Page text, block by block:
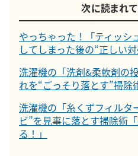
次に読まれ
やっちゃった！「ティッシ
してしまった後の“正しい
洗濯機の「洗剤&柔軟剤の
れを“ごっそり落とす”掃除
洗濯機の「糸くずフィルタ
ビ”を見事に落とす掃除術
る！」